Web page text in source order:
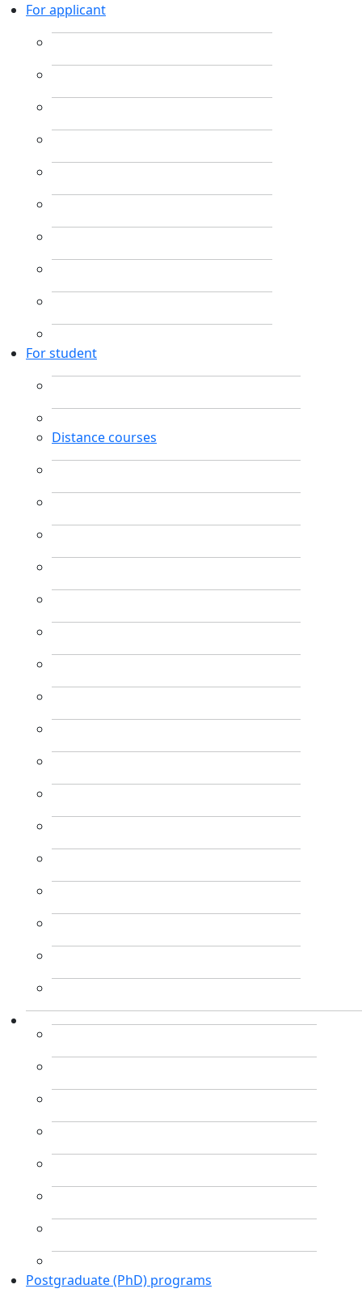
For applicant
For student
Distance courses
Postgraduate (PhD) programs